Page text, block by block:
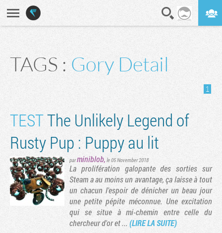
TAGS : Gory Detail
1
TESTThe Unlikely Legend of
Rusty Pup : Puppy au lit
parminiblob, le 05 November 2018
La prolifération galopante des sorties sur
Steam a au moins un avantage, ça laisse à tout
un chacun l'espoir de dénicher un beau jour
une petite pépite méconnue. Une excitation
qui se situe à mi-chemin entre celle du
chercheur d'or et ...(LIRE LA SUITE)